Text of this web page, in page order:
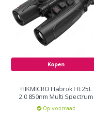
Kopen
HIKMICRO Habrok HE25L
2.0 850nm Multi Spectrum
Binocular
Op voorraad